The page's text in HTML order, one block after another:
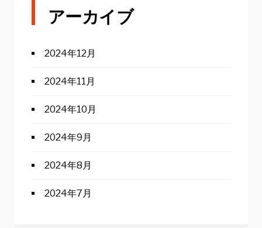
アーカイブ
2024年12月
2024年11月
2024年10月
2024年9月
2024年8月
2024年7月